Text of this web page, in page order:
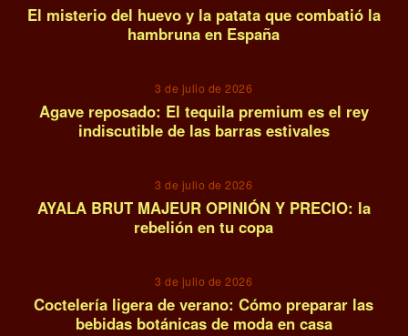
El misterio del huevo y la patata que combatió la
hambruna en España
3 de julio de 2026
Agave reposado: El tequila premium es el rey
indiscutible de las barras estivales
3 de julio de 2026
AYALA BRUT MAJEUR OPINIÓN Y PRECIO: la
rebelión en tu copa
3 de julio de 2026
Coctelería ligera de verano: Cómo preparar las
bebidas botánicas de moda en casa